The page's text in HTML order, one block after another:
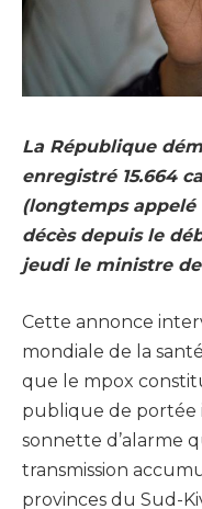
La République
enregistré 15.664
(longtemps
décès depuis le
jeudi le ministre
Cette annonce
mondiale de la
que le mpox
publique de portée
sonnette d’alarme
transmission
provinces du Sud-